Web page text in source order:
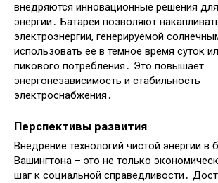
внедряются инновационные решения
энергии․ Батареи позволяют
электроэнергии, генерируемой
использовать ее в темное время суток
пикового потребления․ Это повышает
энергонезависимость и стабильность
электроснабжения․
Перспективы развития
Внедрение технологий чистой энергии в
Вашингтона – это не только
шаг к социальной справедливости․